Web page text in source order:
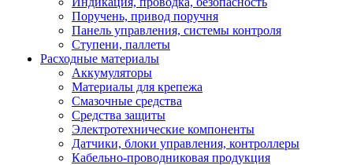
Поручень, привод поручня
Панель управления, системы контроля
Ступени, паллеты
Расходные материалы
Аккумуляторы
Материалы для крепежа
Смазочные средства
Средства защиты
Электротехнические компоненты
Датчики, блоки управления, контроллеры
Кабельно-проводниковая продукция